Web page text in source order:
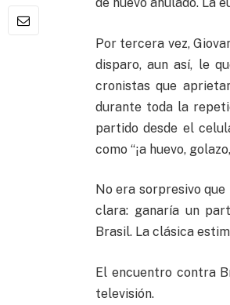
Por tercera vez,
disparo, aun así, le
cronistas que
durante toda la
partido desde el
como “¡a huevo,
No era sorpresivo
clara: ganaría un
Brasil. La clásica
El encuentro contra
televisión.